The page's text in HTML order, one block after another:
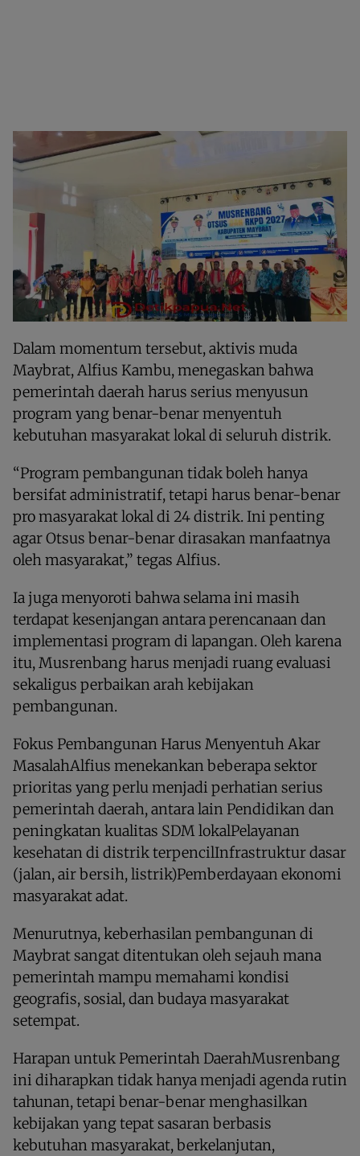
Dalam momentum tersebut, aktivis muda
Maybrat, Alfius Kambu, menegaskan bahwa
pemerintah daerah harus serius menyusun
program yang benar-benar menyentuh
kebutuhan masyarakat lokal di seluruh distrik.
“Program pembangunan tidak boleh hanya
bersifat administratif, tetapi harus benar-benar
pro masyarakat lokal di 24 distrik. Ini penting
agar Otsus benar-benar dirasakan manfaatnya
oleh masyarakat,” tegas Alfius.
Ia juga menyoroti bahwa selama ini masih
terdapat kesenjangan antara perencanaan dan
implementasi program di lapangan. Oleh karena
itu, Musrenbang harus menjadi ruang evaluasi
sekaligus perbaikan arah kebijakan
pembangunan.
Fokus Pembangunan Harus Menyentuh Akar
MasalahAlfius menekankan beberapa sektor
prioritas yang perlu menjadi perhatian serius
pemerintah daerah, antara lain Pendidikan dan
peningkatan kualitas SDM lokalPelayanan
kesehatan di distrik terpencilInfrastruktur dasar
(jalan, air bersih, listrik)Pemberdayaan ekonomi
masyarakat adat.
Menurutnya, keberhasilan pembangunan di
Maybrat sangat ditentukan oleh sejauh mana
pemerintah mampu memahami kondisi
geografis, sosial, dan budaya masyarakat
setempat.
Harapan untuk Pemerintah DaerahMusrenbang
ini diharapkan tidak hanya menjadi agenda rutin
tahunan, tetapi benar-benar menghasilkan
kebijakan yang tepat sasaran berbasis
kebutuhan masyarakat, berkelanjutan,